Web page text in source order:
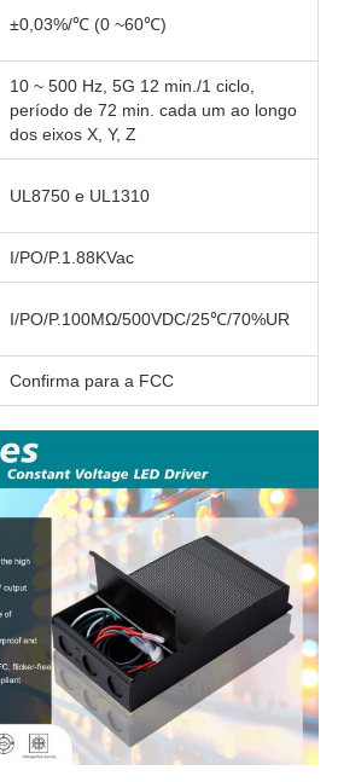
±0,03%/℃ (0 ~60℃)
10 ~ 500 Hz, 5G 12 min./1 ciclo,
período de 72 min. cada um ao longo
dos eixos X, Y, Z
UL8750 e UL1310
I/PO/P.1.88KVac
I/PO/P.100MΩ/500VDC/25℃/70%UR
Confirma para a FCC